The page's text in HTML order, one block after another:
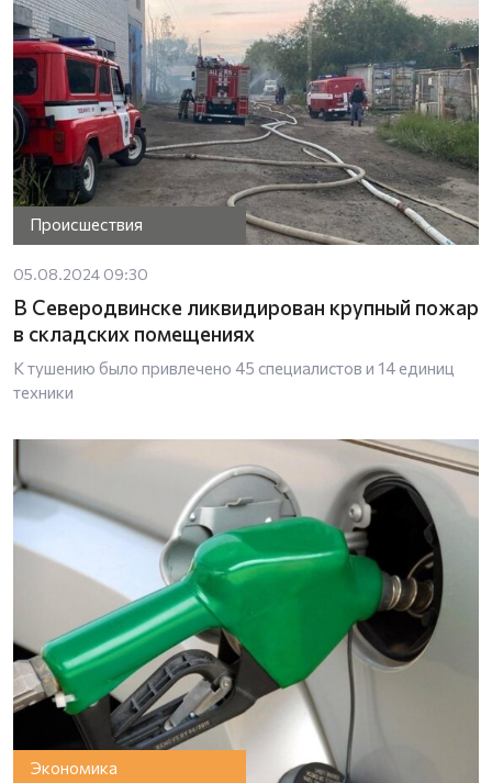
Происшествия
05.08.2024 09:30
В Северодвинске ликвидирован крупный пожар
в складских помещениях
К тушению было привлечено 45 специалистов и 14 единиц
техники
Экономика